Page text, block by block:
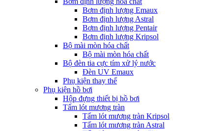
Bơm định lượng Emaux
Bơm định lượng Astral
Bơm định lượng Pentair
Bơm định lượng Kripsol
Bộ mài mòn hóa chất
Bộ mài mòn hóa chất
Bộ đèn tia cực tím xử lý nước
Đèn UV Emaux
Phụ kiện thay thế
Phụ kiện hồ bơi
Hộp đựng thiết bị hồ bơi
Tấm lót mương tràn
Tấm lót mương tràn Kripsol
Tấm lót mương tràn Astral